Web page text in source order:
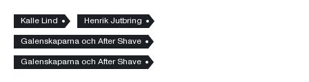
Kalle Lind
Henrik Jutbring
Galenskaparna och After Shave
Galenskaparna och After Shave